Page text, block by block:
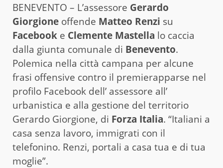
BENEVENTO – L’assessore Gerardo
Giorgione offende Matteo Renzi su
Facebook e Clemente Mastella lo caccia
dalla giunta comunale di Benevento.
Polemica nella città campana per alcune
frasi offensive contro il premierapparse nel
profilo Facebook dell’ assessore all’
urbanistica e alla gestione del territorio
Gerardo Giorgione, di Forza Italia. “Italiani a
casa senza lavoro, immigrati con il
telefonino. Renzi, portali a casa tua e di tua
moglie”.